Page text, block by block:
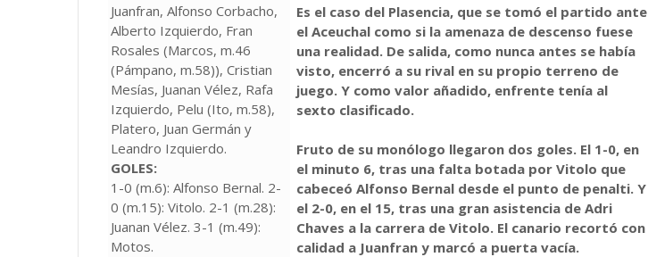
Juanfran, Alfonso Corbacho,
Alberto Izquierdo, Fran
Rosales (Marcos, m.46
(Pámpano, m.58)), Cristian
Mesías, Juanan Vélez, Rafa
Izquierdo, Pelu (Ito, m.58),
Platero, Juan Germán y
Leandro Izquierdo.
GOLES:
1-0 (m.6): Alfonso Bernal. 2-
0 (m.15): Vitolo. 2-1 (m.28):
Juanan Vélez. 3-1 (m.49):
Motos.
Es el caso del Plasencia, que se tomó el partido ante
el Aceuchal como si la amenaza de descenso fuese
una realidad. De salida, como nunca antes se había
visto, encerró a su rival en su propio terreno de
juego. Y como valor añadido, enfrente tenía al
sexto clasificado.
Fruto de su monólogo llegaron dos goles. El 1-0, en
el minuto 6, tras una falta botada por Vitolo que
cabeceó Alfonso Bernal desde el punto de penalti. Y
el 2-0, en el 15, tras una gran asistencia de Adri
Chaves a la carrera de Vitolo. El canario recortó con
calidad a Juanfran y marcó a puerta vacía.